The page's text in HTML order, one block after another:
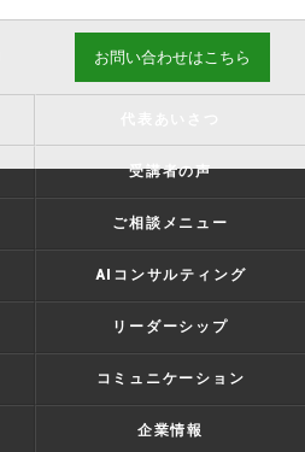
お問い合わせはこちら
受講者の声
ご相談メニュー
AIコンサルティング
リーダーシップ
コミュニケーション
企業情報